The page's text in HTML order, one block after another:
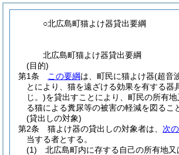
○北広島町猫よけ器貸出要綱
北広島町猫よけ器貸出要綱
(目的)
第1条
この要綱は、町民に猫よけ器(超音
とにより、猫を遠ざける効果を有する器
じ。)を貸出すことにより、町民の所有
る猫による糞尿等の被害の軽減を図るこ
(貸出しの対象)
第2条
猫よけ器の貸出しの対象者は、 次
当する者とする。
(1)
北広島町内に存する自己の所有地